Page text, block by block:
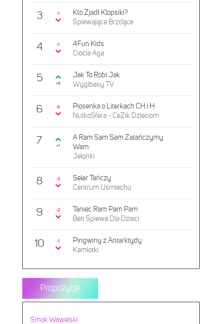
3 -1
Kto Zjadł Klopsiki?
Śpiewające Brzdące
4 -1
4Fun Kids
Ciocia Aga
5 +5
Jak To Robi Jak
Wygibasy TV
6 -5
Piosenka o Literkach CH i H
NutkoSfera - CeZik Dzieciom
7 +1
A Ram Sam Sam Zatańczymy
Wam
Jelonki
8 -3
Seler Tańczy
Centrum Uśmiechu
9 -2
Taniec Ram Pam Pam
Beti Śpiewa Dla Dzieci
10 -1
Pingwiny z Antarktydy
Kamlotki
Propozycje
Smok Wawelski